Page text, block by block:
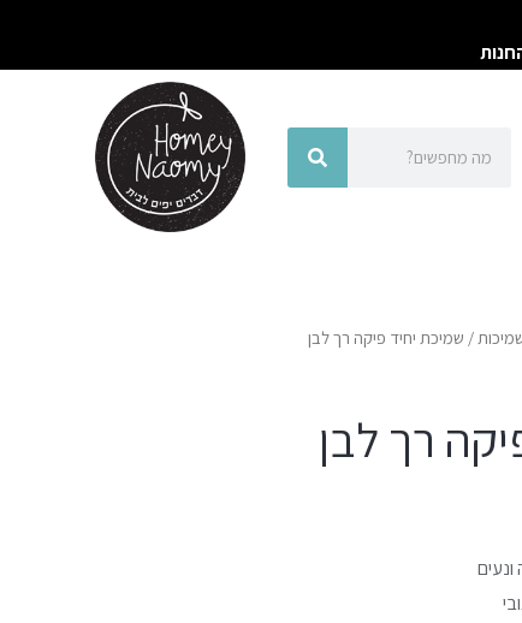
חיפוש
/ שמיכת יחיד פיקה רך לבן
רך לבן